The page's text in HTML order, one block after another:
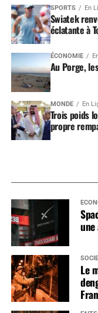
SPORTS En
Swiatek
éclatante à
ÉCONOMIE
Au Porge,
MONDE En
Trois poids
propre
Le